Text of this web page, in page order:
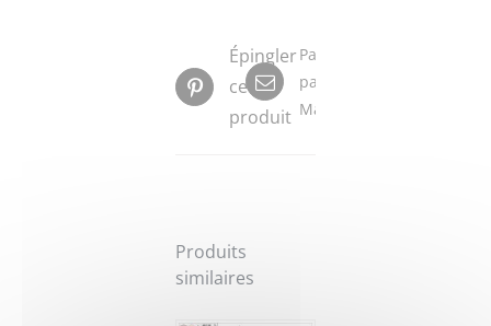
Épingler
ce
produit
Partager
par
Mail
Produits
similaires